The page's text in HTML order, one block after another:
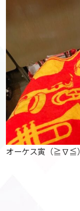
オーケス寅（≧∇≦）